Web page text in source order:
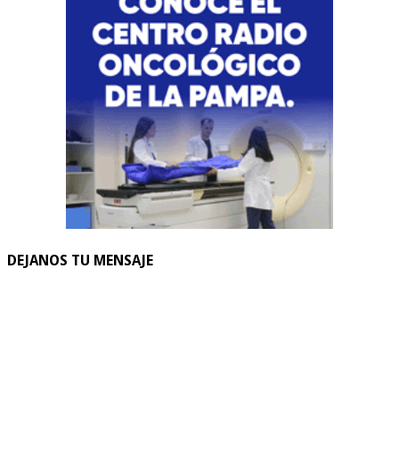
DEJANOS TU MENSAJE